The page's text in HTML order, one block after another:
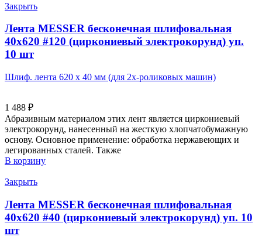
Закрыть
Лента MESSER бесконечная шлифовальная
40х620 #120 (циркониевый электрокорунд) уп.
10 шт
Шлиф. лента 620 х 40 мм (для 2х-роликовых машин)
1 488 ₽
Абразивным материалом этих лент является циркониевый
электрокорунд, нанесенный на жесткую хлопчатобумажную
основу. Основное применение: обработка нержавеющих и
легированных сталей. Также
В корзину
Закрыть
Лента MESSER бесконечная шлифовальная
40х620 #40 (циркониевый электрокорунд) уп. 10
шт